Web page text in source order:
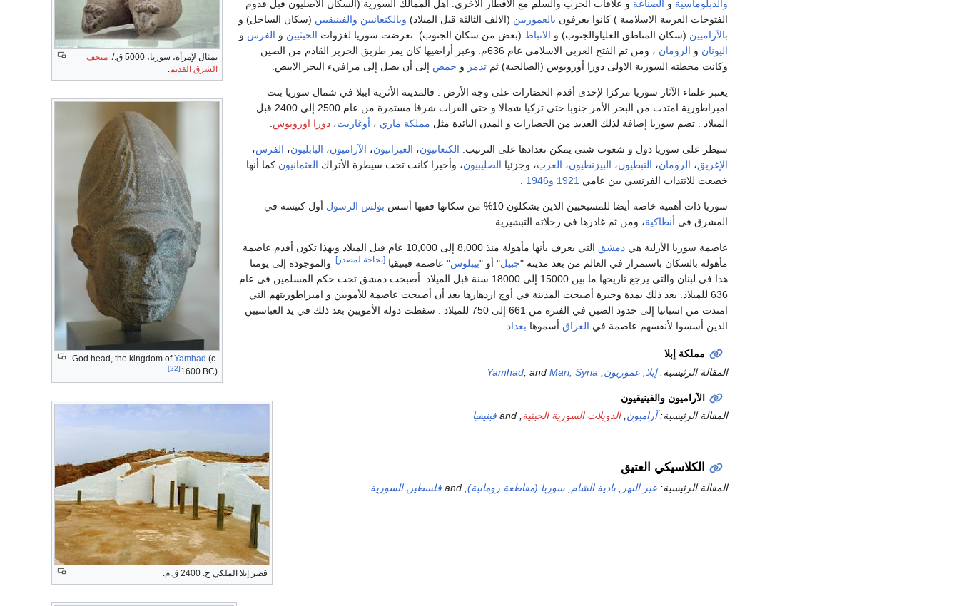
تمثال لإمرأة، سوريا، 5000 ق./.
متحف
الشرق القديم
God head, the kingdom ofYamhad (c.
1600 BC)
[22]
والدبلوماسية و الصناعة و علاقات الحرب والسلم مع الاقطار الاخرى. أهل الممالك السورية (السكان الاصليون قبل قدوم
الفتوحات العربية الاسلامية ) كانوا يعرفون بالعموريين (الالف الثالثة قبل الميلاد) وبالكنعانيين والفينيقيين (سكان الساحل) و
بالآراميين (سكان المناطق العلياوالجنوب) و الانباط (بعض من سكان الجنوب). تعرضت سوريا لغزوات الحيثيين و الفرس و
اليونان و الرومان
، ومن ثم الفتح العربي الاسلامي عام 636م. وعبر أراضيها كان يمر طريق الحرير القادم من الصين
وكانت محطته السورية الاولى دورا أوروبوس (الصالحية) ثم تدمر و حمص إلى أن يصل إلى مرافيء البحر الابيض.
يعتبر علماء الآثار سوريا مركزا لإحدى أقدم الحضارات على وجه الأرض . فالمدينة الأثرية ايبلا في شمال سوريا بنت
امبراطورية امتدت من البحر الأمر جنوبا حتى تركيا شمالا و حتى الفرات شرقا مستمرة من عام 2500 إلى 2400 قبل
الميلاد . تضم سوريا إضافة لذلك العديد من الحضارات و المدن البائدة مثل مملكة ماري ، أوغاريت، دورا اوروبوس
سيطر على سوريا دول و شعوب شتى يمكن تعدادها على الترتيب: الكنعانيون، العبرانيون، الآراميون، البابليون، الفرس،
الإغريق، الرومان، النبطيون، البيزنطيون، العرب، وجزئيا الصليبيون، وأخيرا كانت تحت سيطرة الأتراك العثمانيون كما أنها
خضعت للانتداب الفرنسي بين عامي 1921 و1946
سوريا ذات أهمية خاصة أيضا للمسيحيين الذين يشكلون 10% من سكانها ففيها أسس بولس الرسول أول كنيسة في
المشرق في أنطاكية، ومن ثم غادرها في رحلاته التبشيرية.
عاصمة سوريا الأزلية هي دمشق
التي يعرف بأنها مأهولة منذ 8,000 إلى 10,000 عام قبل الميلاد وبهذا تكون أقدم عاصمة
مأهولة بالسكان باستمرار في العالم من بعد مدينة "جبيل" أو "بيبلوس" عاصمة فينيقيا [بحاجة لمصدر] والموجودة إلى يومنا
هذا في لبنان والتي يرجع تاريخها ما بين 15000 إلى 18000 سنة قبل الميلاد. أصبحت دمشق تحت حكم المسلمين في عام
636 للميلاد. بعد ذلك بمدة وجيزة أصبحت المدينة في أوج ازدهارها بعد أن أصبحت عاصمة للأمويين و امبراطوريتهم التي
امتدت من اسبانيا إلى حدود الصين في الفترة من 661 إلى 750 للميلاد . سقطت دولة الأمويين بعد ذلك في يد العباسيين
الذين أسسوا لأنفسهم عاصمة في العراق أسموها بغداد
مملكة إبلا
قصر إبلا الملكي ح. 2400 ق.م.
المقالة الرئيسية:إبلا; عموريون;
Yamhad; and Mari, Syria
الآراميون والفينيقيون
المقالة الرئيسية:آراميون ,الدويلات السورية الحيثية فينيقيا
الكلاسيكي العتيق
المقالة الرئيسية: عبر النهر بادية الشام سوريا (مقاطعة رومانية) فلسطين السورية